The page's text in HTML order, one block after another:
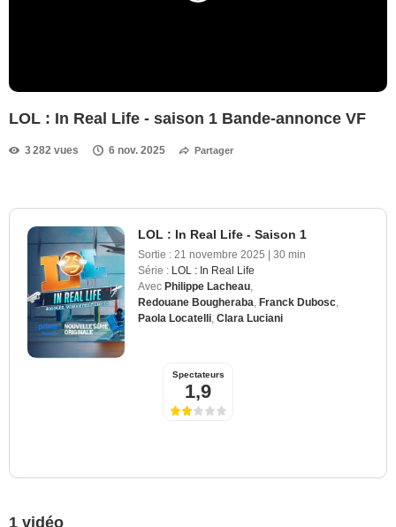
LOL : In Real Life - saison 1 Bande-annonce VF
3 282 vues 6 nov. 2025 Partager
LOL : In Real Life - Saison 1
Sortie : 21 novembre 2025 | 30 min
Série : LOL : In Real Life
Avec Philippe Lacheau
Redouane Bougheraba Franck Dubosc
Paola Locatelli Clara Luciani
Spectateurs
1,9
1 vidéo